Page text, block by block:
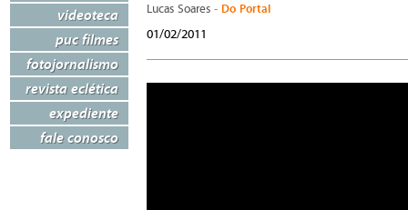
videoteca
puc filmes
fotojornalismo
revista eclética
expediente
fale conosco
Lucas Soares - Do Portal
01/02/2011